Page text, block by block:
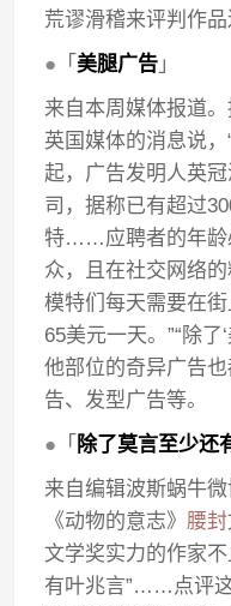
荒谬滑稽来评判作
● 「 美腿广告 」
来自本周媒体报道
英国媒体的消息说，
起，广告发明人英冠
司，据称已有超过
特……应聘者的年龄
众，且在社交网络的
模特们每天需要在
65美元一天。”“除了
他部位的奇异广告
告、发型广告等。
● 「 除了莫言至少还
来自编辑波斯蜗牛
《动物的意志》 腰封
文学奖实力的作家
有叶兆言”……点评这